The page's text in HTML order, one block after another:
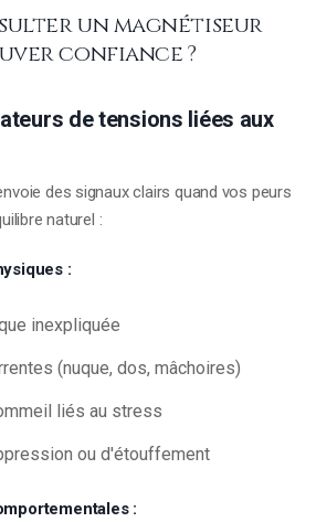
un magnétiseur
confiance ?
de tensions liées aux
des signaux clairs quand vos peurs
naturel :
:
inexpliquée
(nuque, dos, mâchoires)
liés au stress
ou d'étouffement
: